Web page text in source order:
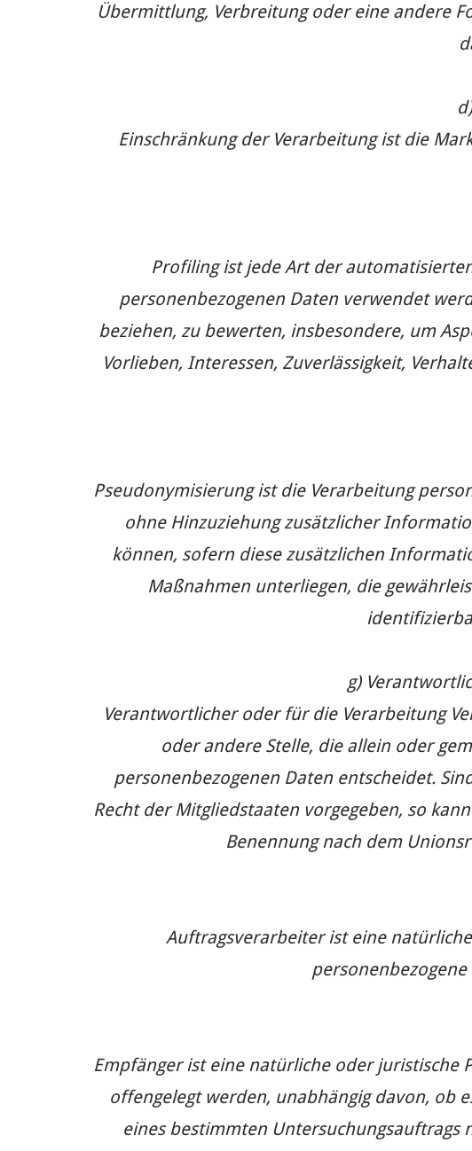
Übermittlung, Verbreitung oder eine andere
Einschränkung der Verarbeitung ist die
Profiling ist jede Art der
personenbezogenen Daten verwendet
beziehen, zu bewerten, insbesondere, um
Vorlieben, Interessen, Zuverlässigkeit,
Pseudonymisierung ist die Verarbeitung
ohne Hinzuziehung zusätzlicher
können, sofern diese zusätzlichen
Maßnahmen unterliegen, die
g)
Verantwortlicher oder für die Verarbeitung
oder andere Stelle, die allein oder
personenbezogenen Daten entscheidet.
Recht der Mitgliedstaaten vorgegeben, so
Benennung nach dem
Auftragsverarbeiter ist eine
Empfänger ist eine natürliche oder juristische
offengelegt werden, unabhängig davon, ob
eines bestimmten Untersuchungsauftrags